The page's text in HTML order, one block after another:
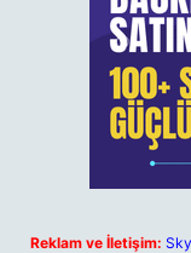
Reklam ve İletişim: